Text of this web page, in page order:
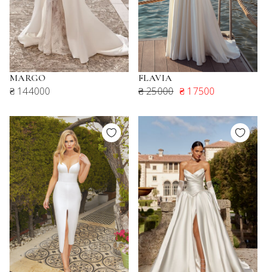
MARGO
₴ 144000
FLAVIA
₴ 25000 ₴ 17500